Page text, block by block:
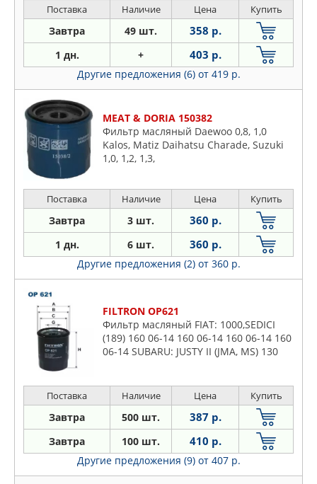
Поставка Наличие Цена Купить
Завтра 49 шт. 358 р.
1 дн. + 403 р.
Другие предложения (6) от 419 р.
MEAT & DORIA 150382
Фильтр масляный Daewoo 0,8, 1,0
Kalos, Matiz Daihatsu Charade, Suzuki
1,0, 1,2, 1,3,
Поставка Наличие Цена Купить
Завтра 3 шт. 360 р.
1 дн. 6 шт. 360 р.
Другие предложения (2) от 360 р.
FILTRON OP621
Фильтр масляный FIAT: 1000,SEDICI
(189) 160 06-14 160 06-14 160 06-14 160
06-14 SUBARU: JUSTY II (JMA, MS) 130
Поставка Наличие Цена Купить
Завтра 500 шт. 387 р.
Завтра 100 шт. 410 р.
Другие предложения (9) от 407 р.